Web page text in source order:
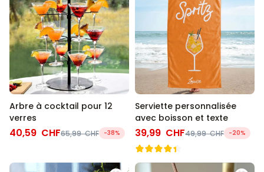
Arbre à cocktail pour 12
verres
40,59 CHF65,99 CHF -38%
Serviette personnalisée
avec boisson et texte
39,99 CHF49,99 CHF -20%